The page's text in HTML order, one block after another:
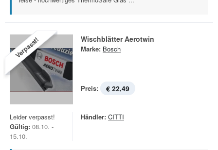
Verpasst! Wischblätter Aerotwin
Marke: Bosch
Preis: € 22,49
Leider verpasst!
Gültig: 08.10. -
15.10.
Händler: CITTI